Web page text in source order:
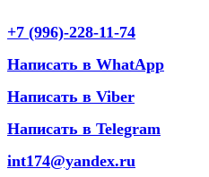
+7 (996)-228-11-74
Написать в WhatApp
Написать в Viber
Написать в Telegram
int174@yandex.ru